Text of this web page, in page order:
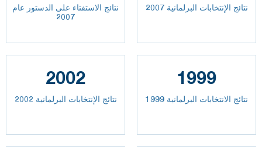
نتائج الاستفتاء على الدستور عام
2007
نتائج الإنتخابات البرلمانية 2007
2002
نتائج الإنتخابات البرلمانية 2002
1999
نتائج الانتخابات البرلمانية 1999